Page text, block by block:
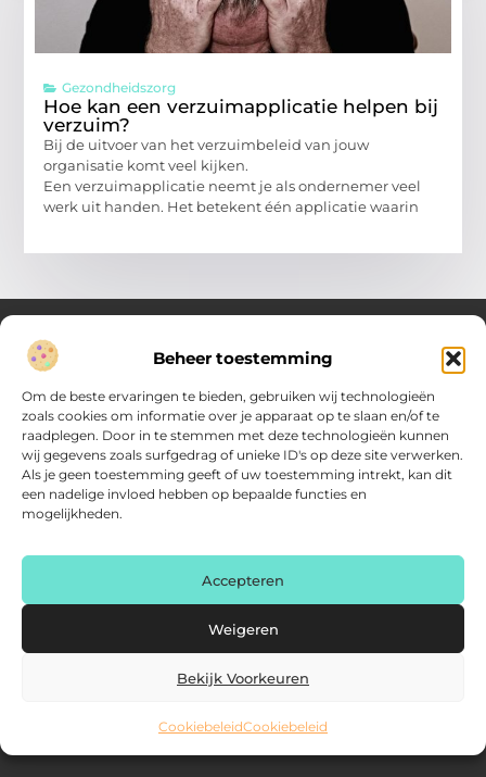
Beheer toestemming
Om de beste ervaringen te bieden, gebruiken wij technologieën
zoals cookies om informatie over je apparaat op te slaan en/of te
raadplegen. Door in te stemmen met deze technologieën kunnen
wij gegevens zoals surfgedrag of unieke ID's op deze site verwerken.
Als je geen toestemming geeft of uw toestemming intrekt, kan dit
een nadelige invloed hebben op bepaalde functies en
mogelijkheden.
Accepteren
Weigeren
Bekijk Voorkeuren
CookiebeleidCookiebeleid
Gezondheidszorg
Hoe kan een verzuimapplicatie helpen bij
verzuim?
Bij de uitvoer van het verzuimbeleid van jouw
organisatie komt veel kijken.
Een verzuimapplicatie neemt je als ondernemer veel
werk uit handen. Het betekent één applicatie waarin
Inzicht en inspiratie voor jouw dagelijkse keuzes
Ontdek gevarieerde content vol praktische tips, doordachte
inzichten en vernieuwende ideeën. Alles wat je nodig hebt om
met meer overzicht.
@2025 www.verenigdezaken.nl. All Right Reserved.